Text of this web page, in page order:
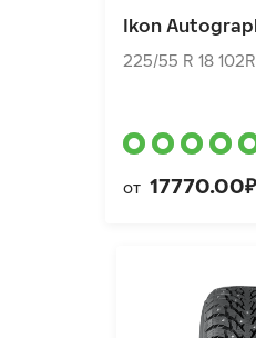
Ikon
225/55 R 18
от 17770.00₽
от17770.00₽